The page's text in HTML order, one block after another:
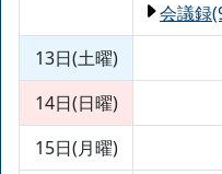
会議録
13日(土曜)
14日(日曜)
15日(月曜)